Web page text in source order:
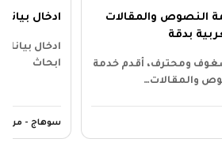
النصوص والمقالات
بدقة
شغوف ومحترف، أقدم خدمة
والمقالات…
ادخال
ادخال
ابحاث
سوهاج - مركز